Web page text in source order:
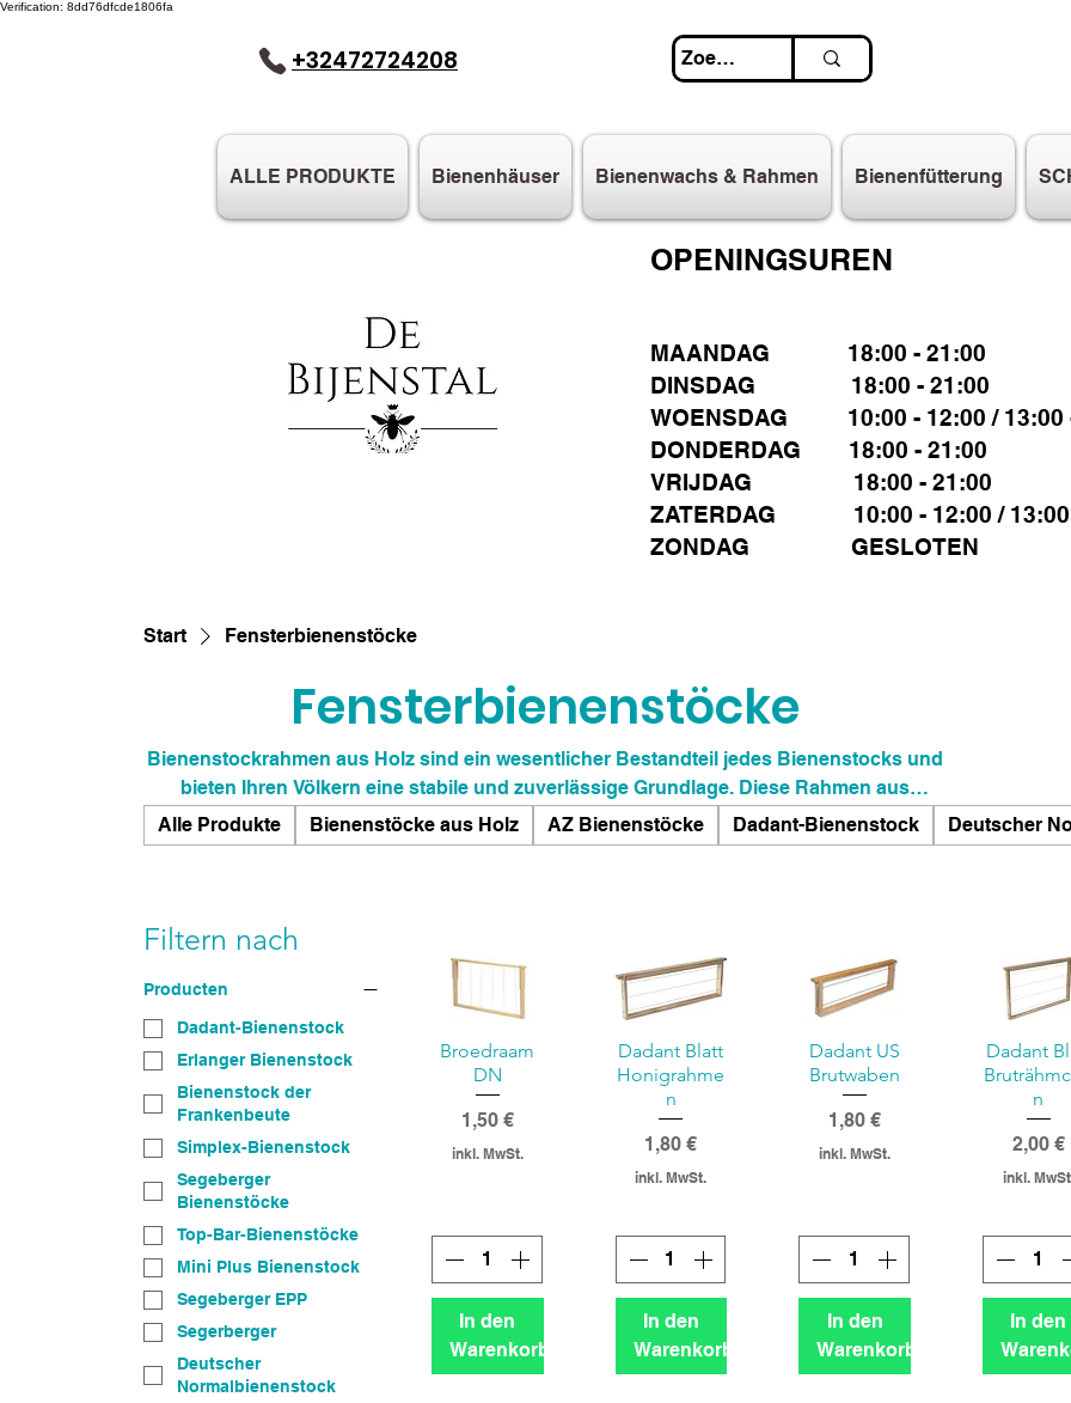
Verification: 8dd76dfcde1806fa
+32472724208
ALLE PRODUKTE Bienenhäuser Bienenwachs & Rahmen Bienenfütterung
OPENINGSUREN
MAANDAG 18:00 - 21:00
DINSDAG 18:00 - 21:00
WOENSDAG 10:00 - 12:00 / 13:00
DONDERDAG 18:00 - 21:00
VRIJDAG 18:00 - 21:00
ZATERDAG 10:00 - 12:00 / 13:00
ZONDAG GESLOTEN
Start Fensterbienenstöcke
Fensterbienenstöcke
Bienenstockrahmen aus Holz sind ein wesentlicher Bestandteil jedes Bienenstocks und
bieten Ihren Völkern eine stabile und zuverlässige Grundlage. Diese Rahmen aus
hochwertigem, nachhaltigem Holz unterstützen die natürliche Struktur der Bienen. Ihre
robuste Konstruktion sorgt für einen sicheren Halt der Waben, während die
Alle Produkte Bienenstöcke aus Holz AZ Bienenstöcke Dadant-Bienenstock Deutscher
Filtern nach
Producten
Dadant-Bienenstock
Erlanger Bienenstock
Bienenstock der
Frankenbeute
Simplex-Bienenstock
Segeberger
Bienenstöcke
Top-Bar-Bienenstöcke
Mini Plus Bienenstock
Segeberger EPP
Segerberger
Deutscher
Normalbienenstock
Broedraam
DN
Preis
1,50 €
inkl. MwSt.
In den
Warenkorb
Dadant Blatt
Honigrahme
n
Preis
1,80 €
inkl. MwSt.
In den
Warenkorb
Dadant US
Brutwaben
Preis
1,80 €
inkl. MwSt.
In den
Warenkorb
Dadant
n
Preis
2,00 €
inkl.
In den